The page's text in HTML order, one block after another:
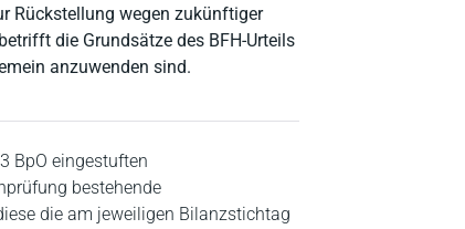
Rückstellung wegen zukünftiger
die Grundsätze des BFH-Urteils
anzuwenden sind.
BpO eingestuften
bestehende
die am jeweiligen Bilanzstichtag